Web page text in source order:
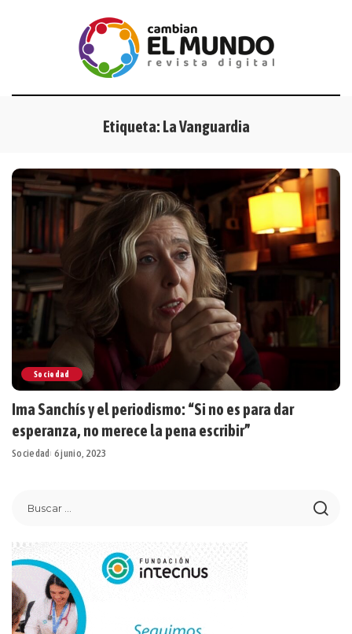
Etiqueta: La Vanguardia
Sociedad
Ima Sanchís y el periodismo: “Si no es para dar
esperanza, no merece la pena escribir”
Sociedad 6 junio, 2023